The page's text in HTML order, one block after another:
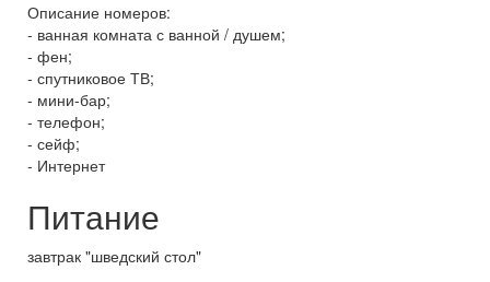
Описание номеров:
- ванная комната с ванной / душем;
- фен;
- спутниковое ТВ;
- мини-бар;
- телефон;
- сейф;
- Интернет
Питание
завтрак "шведский стол"